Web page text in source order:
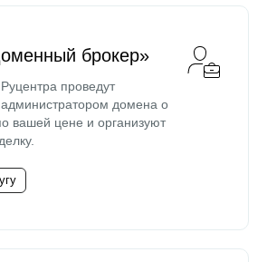
брокер»
проведут
домена о
вашей цене и организуют